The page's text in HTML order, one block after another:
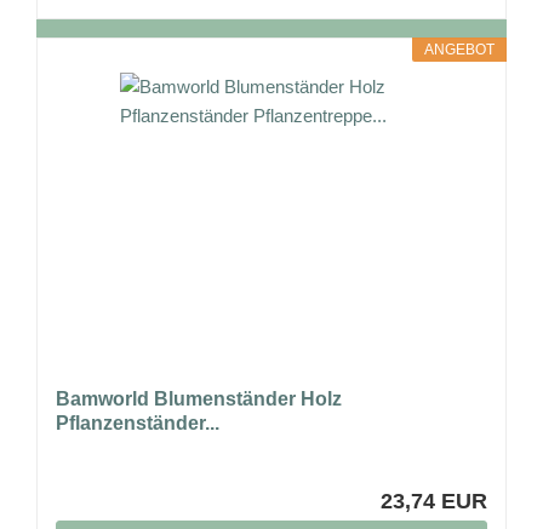
ANGEBOT
Bamworld Blumenständer Holz
Pflanzenständer...
23,74 EUR